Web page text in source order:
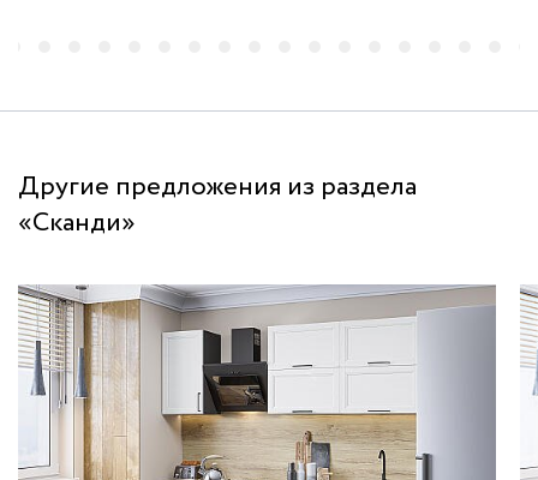
Другие предложения из раздела
«Сканди»